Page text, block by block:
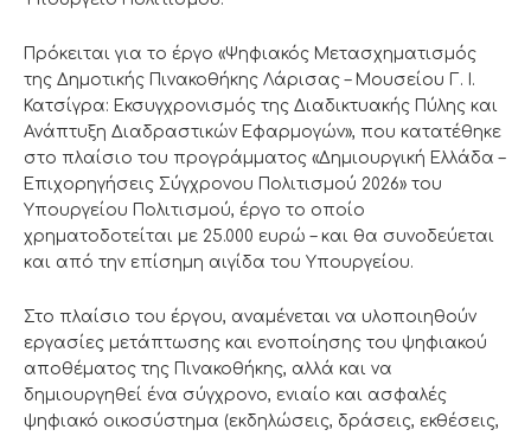
Πρόκειται για το έργο «Ψηφιακός Μετασχηματισμός
της Δημοτικής Πινακοθήκης Λάρισας – Μουσείου Γ. Ι.
Κατσίγρα: Εκσυγχρονισμός της Διαδικτυακής Πύλης και
Ανάπτυξη Διαδραστικών Εφαρμογών», που κατατέθηκε
στο πλαίσιο του προγράμματος «Δημιουργική Ελλάδα –
Επιχορηγήσεις Σύγχρονου Πολιτισμού 2026» του
Υπουργείου Πολιτισμού, έργο το οποίο
χρηματοδοτείται με 25.000 ευρώ – και θα συνοδεύεται
και από την επίσημη αιγίδα του Υπουργείου.
Στο πλαίσιο του έργου, αναμένεται να υλοποιηθούν
εργασίες μετάπτωσης και ενοποίησης του ψηφιακού
αποθέματος της Πινακοθήκης, αλλά και να
δημιουργηθεί ένα σύγχρονο, ενιαίο και ασφαλές
ψηφιακό οικοσύστημα (εκδηλώσεις, δράσεις, εκθέσεις,